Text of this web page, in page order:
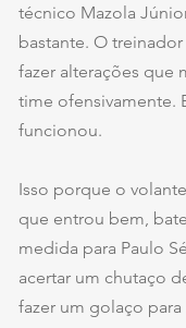
técnico Mazola
bastante. O
fazer alterações que
time ofensivamente.
funcionou.
Isso porque o
que entrou bem,
medida para Paulo
acertar um chutaço
fazer um golaço